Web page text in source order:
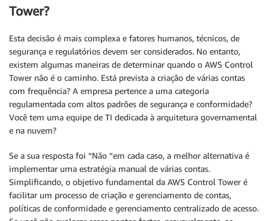
Tower?
Esta decisão é mais complexa e fatores humanos, técnicos, de
segurança e regulatórios devem ser considerados. No entanto,
existem algumas maneiras de determinar quando o AWS Control
Tower não é o caminho. Está prevista a criação de várias contas
com frequência? A empresa pertence a uma categoria
regulamentada com altos padrões de segurança e conformidade?
Você tem uma equipe de TI dedicada à arquitetura governamental
e na nuvem?
Se a sua resposta foi “Não “em cada caso, a melhor alternativa é
implementar uma estratégia manual de várias contas.
Simplificando, o objetivo fundamental da AWS Control Tower é
facilitar um processo de criação e gerenciamento de contas,
políticas de conformidade e gerenciamento centralizado de acesso.